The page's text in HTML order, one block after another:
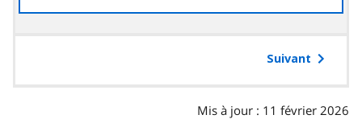
à
table
matières
Suivant
Mis à jour : 11 février 2026